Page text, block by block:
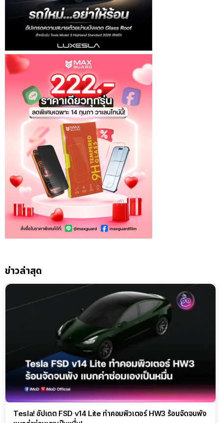
ข่าวล่าสุด
Tesla! อัปเดต FSD v14 Lite ทำคอมพิวเตอร์ HW3 ร้อนจัดจนพัง